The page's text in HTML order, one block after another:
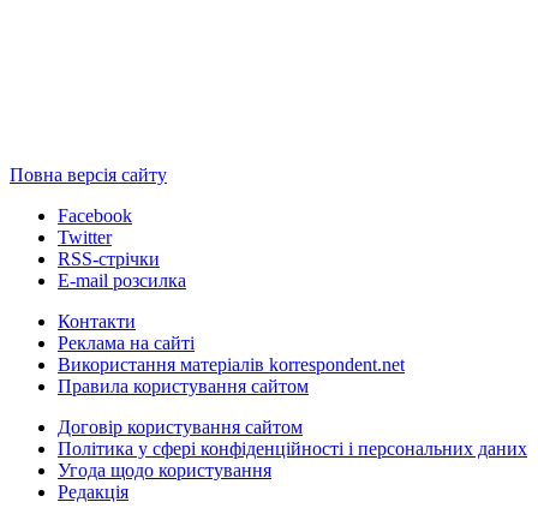
Повна версія сайту
Facebook
Twitter
RSS-стрічки
E-mail розсилка
Контакти
Реклама на сайті
Використання матеріалів korrespondent.net
Правила користування сайтом
Договір користування сайтом
Політика у сфері конфіденційності і персональних даних
Угода щодо користування
Редакція